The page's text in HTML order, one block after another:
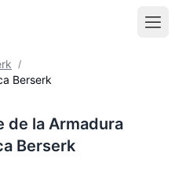
/
Berserk
de la Armadura
Berserk